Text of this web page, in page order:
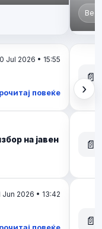
Прочитај повеќе
09 Apr 2026 • 19:48
Прочитај повеќе
по Интерен
на
во Центар за
›